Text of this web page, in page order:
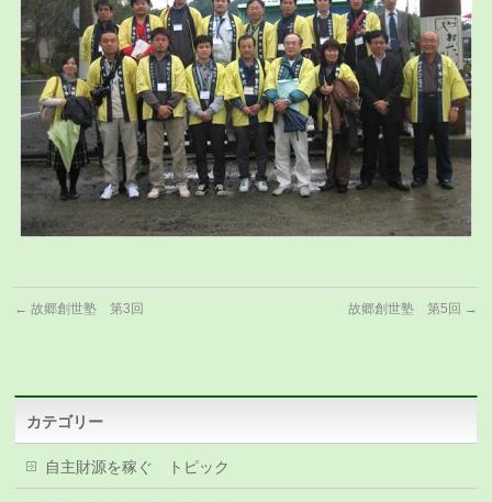
← 故郷創世塾 第3回 故郷創世塾 第5回 →
カテゴリー
自主財源を稼ぐ トピック